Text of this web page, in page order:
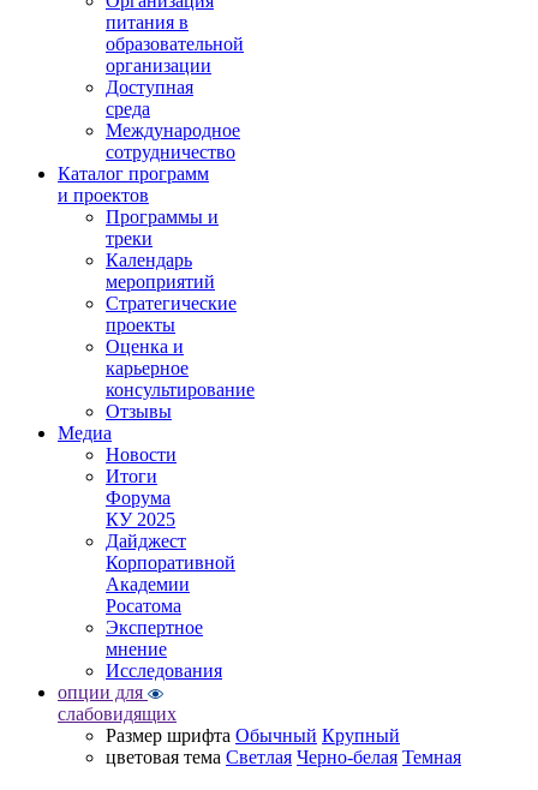
питания в
образовательной
организации
Доступная
среда
Международное
сотрудничество
Каталог программ
и проектов
Программы и
треки
Календарь
мероприятий
Стратегические
проекты
Оценка и
карьерное
консультирование
Отзывы
Медиа
Новости
Итоги
Форума
КУ 2025
Дайджест
Корпоративной
Академии
Росатома
Экспертное
мнение
Исследования
опции для
слабовидящих
Размер шрифта Обычный Крупный
цветовая тема Светлая Черно-белая Темная